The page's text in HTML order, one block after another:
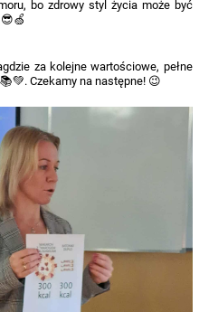
bo zdrowy styl życia może być
za kolejne wartościowe, pełne
Czekamy na następne! 😉